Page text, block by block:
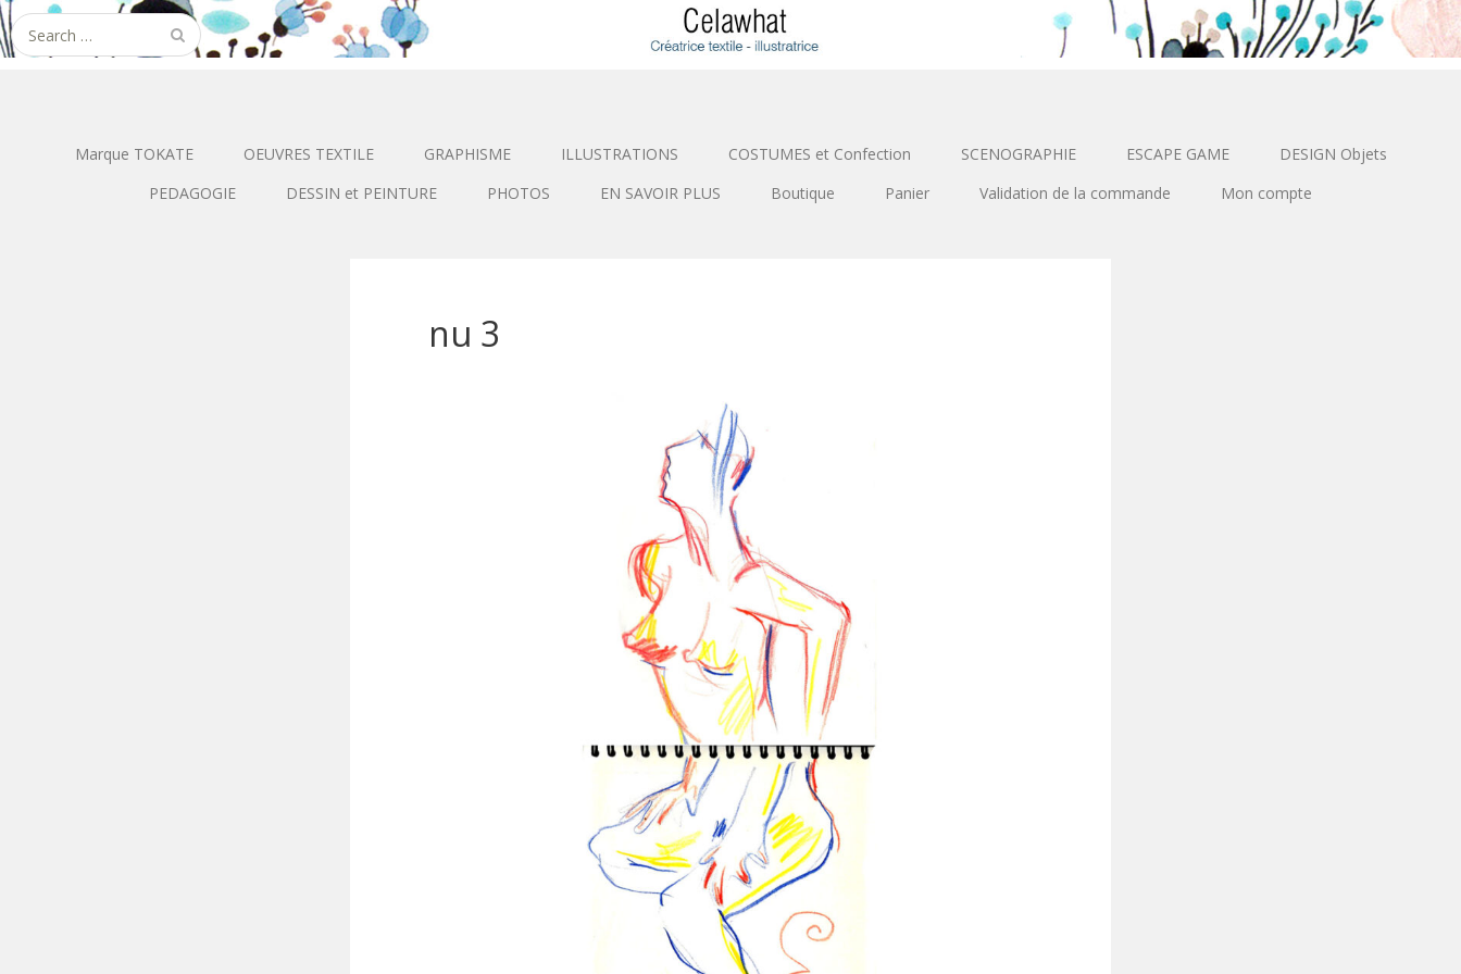
Search
for:
Marque TOKATE OEUVRES TEXTILE GRAPHISME ILLUSTRATIONS COSTUMES et Confection SCENOGRAPHIE ESCAPE GAME
DESIGN Objets
PEDAGOGIE
DESSIN et PEINTURE PHOTOS EN SAVOIR PLUS Boutique Panier Validation de la commande Mon compte
nu 3